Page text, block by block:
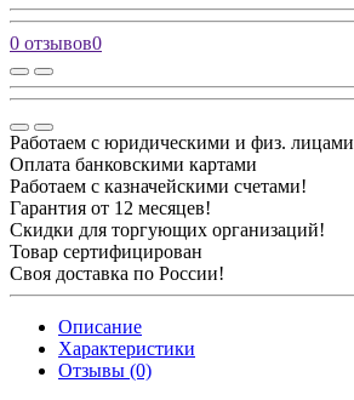
0 отзывов0
Работаем с юридическими и физ. лицами
Оплата банковскими картами
Работаем с казначейскими счетами!
Гарантия от 12 месяцев!
Скидки для торгующих организаций!
Товар сертифицирован
Своя доставка по России!
Описание
Характеристики
Отзывы (0)